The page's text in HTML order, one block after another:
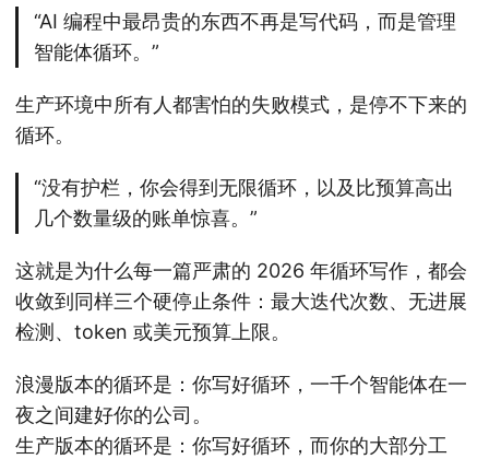
“AI 编程中最昂贵的东西不再是写代码，而是管理
智能体循环。”
生产环境中所有人都害怕的失败模式，是停不下来的
循环。
“没有护栏，你会得到无限循环，以及比预算高出
几个数量级的账单惊喜。”
这就是为什么每一篇严肃的 2026 年循环写作，都会
收敛到同样三个硬停止条件：最大迭代次数、无进展
检测、token 或美元预算上限。
浪漫版本的循环是：你写好循环，一千个智能体在一
夜之间建好你的公司。
生产版本的循环是：你写好循环，而你的大部分工